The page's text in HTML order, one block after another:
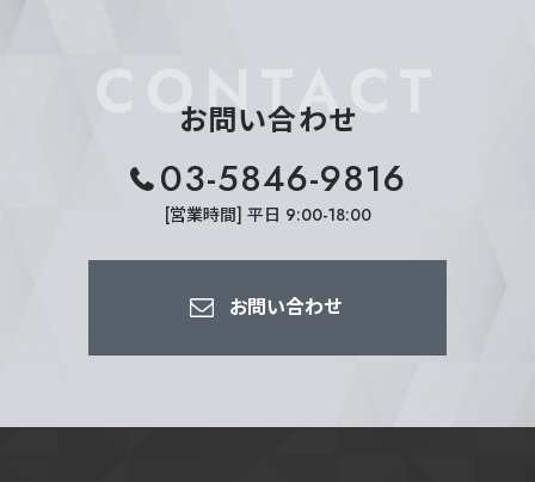
CONTACT
お問い合わせ
03-5846-9816
[営業時間] 平日 9:00-18:00
お問い合わせ